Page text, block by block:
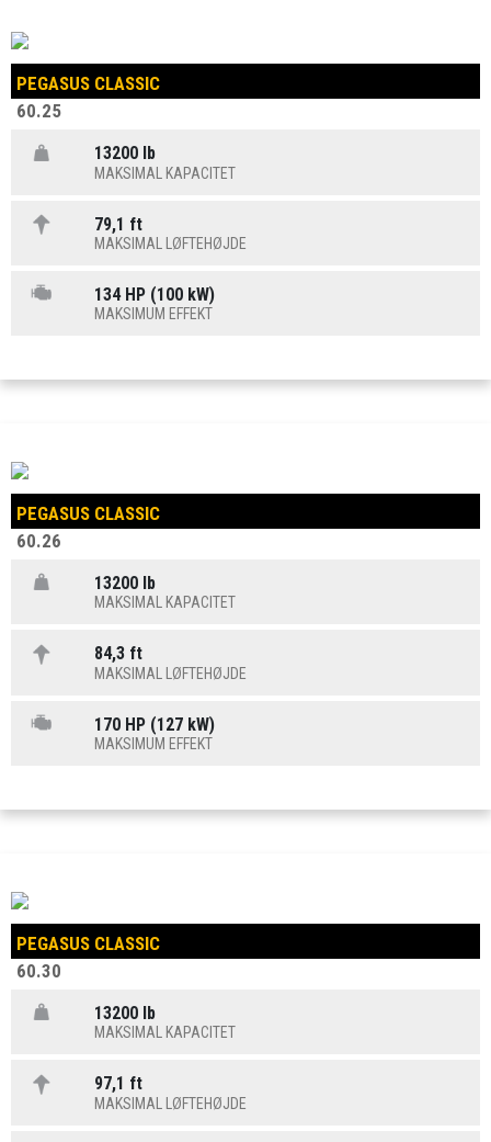
PEGASUS CLASSIC
60.25
13200 lb
MAKSIMAL KAPACITET
79,1 ft
MAKSIMAL LØFTEHØJDE
134 HP (100 kW)
MAKSIMUM EFFEKT
PEGASUS CLASSIC
60.26
13200 lb
MAKSIMAL KAPACITET
84,3 ft
MAKSIMAL LØFTEHØJDE
170 HP (127 kW)
MAKSIMUM EFFEKT
PEGASUS CLASSIC
60.30
13200 lb
MAKSIMAL KAPACITET
97,1 ft
MAKSIMAL LØFTEHØJDE